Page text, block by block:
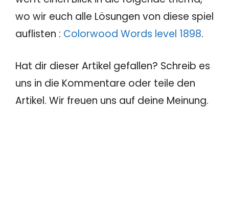
wo wir euch alle Lösungen von diese spiel
auflisten : Colorwood Words level 1898.
Hat dir dieser Artikel gefallen? Schreib es
uns in die Kommentare oder teile den
Artikel. Wir freuen uns auf deine Meinung.